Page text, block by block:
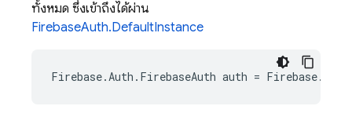
ทั้งหมด ซึ่งเข้าถึงได้ผ่าน
FirebaseAuth.DefaultInstance
Firebase.Auth . FirebaseAuth auth = Firebase.